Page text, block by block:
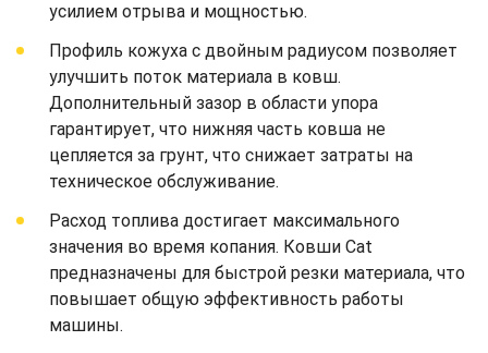
усилием отрыва и мощностью.
Профиль кожуха с двойным радиусом позволяет
улучшить поток материала в ковш.
Дополнительный зазор в области упора
гарантирует, что нижняя часть ковша не
цепляется за грунт, что снижает затраты на
техническое обслуживание.
Расход топлива достигает максимального
значения во время копания. Ковши Cat
предназначены для быстрой резки материала, что
повышает общую эффективность работы
машины.